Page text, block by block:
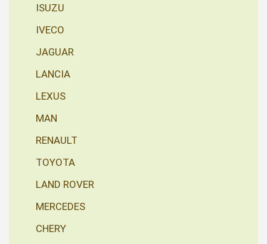
ISUZU
IVECO
JAGUAR
LANCIA
LEXUS
MAN
RENAULT
TOYOTA
LAND ROVER
MERCEDES
CHERY